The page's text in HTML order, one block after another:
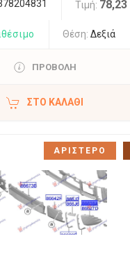
Τιμή: 78,23
Θέση: Δεξιά
ΠΡΟΒΟΛΗ
ΣΤΟ ΚΑΛΆΘΙ
ΑΡΙΣΤΕΡΟ